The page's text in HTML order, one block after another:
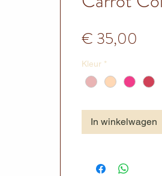
€ 35,00
Kleur *
In winkelwagen